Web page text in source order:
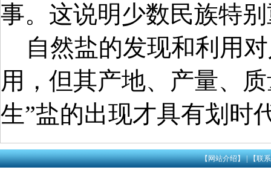
事。这说明少数民族特
自然盐的发现和利用
用，但其产地、产量、
生”盐的出现才具有划时
【网站介绍】|【联